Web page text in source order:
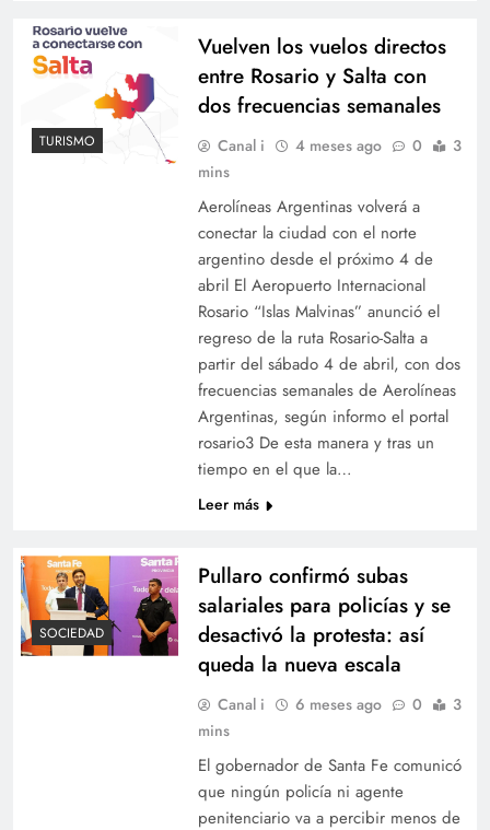
TURISMO
Vuelven los vuelos directos
entre Rosario y Salta con
dos frecuencias semanales
Canal i 4 meses ago 0
3
mins
Aerolíneas Argentinas volverá a
conectar la ciudad con el norte
argentino desde el próximo 4 de
abril El Aeropuerto Internacional
Rosario “Islas Malvinas” anunció el
regreso de la ruta Rosario-Salta a
partir del sábado 4 de abril, con dos
frecuencias semanales de Aerolíneas
Argentinas, según informo el portal
rosario3 De esta manera y tras un
tiempo en el que la…
Leer más
SOCIEDAD
Pullaro confirmó subas
salariales para policías y se
desactivó la protesta: así
queda la nueva escala
Canal i 6 meses ago 0
3
mins
El gobernador de Santa Fe comunicó
que ningún policía ni agente
penitenciario va a percibir menos de